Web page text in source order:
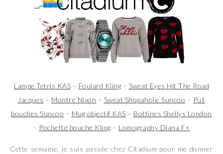
Lampe Tetris KAS – Foulard Kling – Sweat Eyes Hit The Road
Jacques – Montre Nixon – Sweat Shopaholic Suncoo – Pull
bouches Suncoo – Mug objectif KAS – Bottines Shellys London
– Pochette bouche Kling – Lomography Diana F+
Cette semaine, je suis passée chez Citadium pour me donner